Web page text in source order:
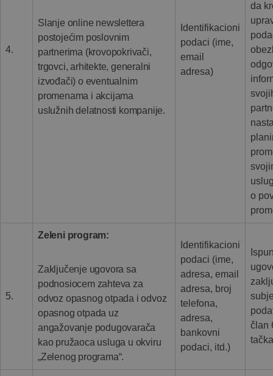
4.
Slanje online newslettera
postojećim poslovnim
partnerima (krovopokrivači,
trgovci, arhitekte, generalni
izvođači) o eventualnim
promenama i akcijama
uslužnih delatnosti kompanije.
Identifikacioni
podaci (ime,
email
adresa)
da
o
5.
Zeleni program:
Zaključenje ugovora sa
podnosiocem zahteva za
odvoz opasnog otpada i odvoz
opasnog otpada uz
angažovanje podugovarača
kao pružaoca usluga u okviru
„Zelenog programa“.
Identifikacioni
podaci (ime,
adresa, email
adresa, broj
telefona,
adresa,
bankovni
podaci, itd.)
član